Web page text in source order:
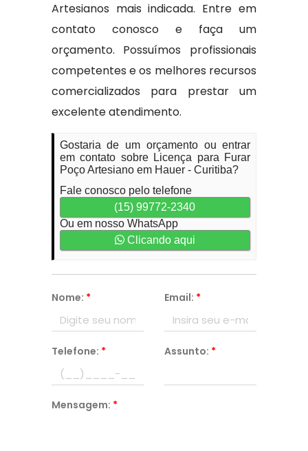
Artesianos mais indicada. Entre em
contato conosco e faça um
orçamento. Possuímos profissionais
competentes e os melhores recursos
comercializados para prestar um
excelente atendimento.
Gostaria de um orçamento ou entrar
em contato sobre Licença para Furar
Poço Artesiano em Hauer - Curitiba?
Fale conosco pelo telefone
(15) 99772-2340
Ou em nosso WhatsApp
Clicando aqui
Nome: * Email: *
Telefone: * Assunto: *
Mensagem: *